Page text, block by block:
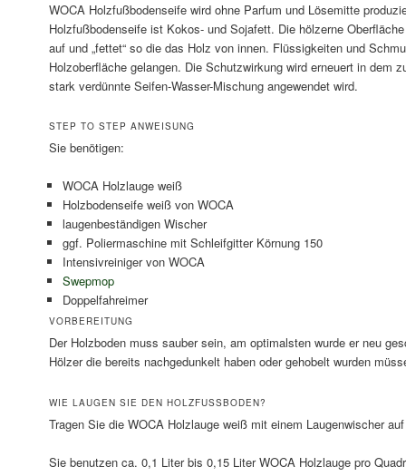
WOCA Holzfußbodenseife wird ohne Parfum und Lösemitte
Holzfußbodenseife ist Kokos- und Sojafett. Die hölzerne
auf und „fettet“ so die das Holz von innen. Flüssigkeiten und
Holzoberfläche gelangen. Die Schutzwirkung wird erneuert in dem
stark verdünnte Seifen-Wasser-Mischung angewendet wird.
STEP TO STEP ANWEISUNG
Sie benötigen:
WOCA Holzlauge weiß
Holzbodenseife weiß von WOCA
laugenbeständigen Wischer
ggf. Poliermaschine mit Schleifgitter Körnung 150
Intensivreiniger von WOCA
Swepmop
Doppelfahreimer
VORBEREITUNG
Der Holzboden muss sauber sein, am optimalsten wurde er neu
Hölzer die bereits nachgedunkelt haben oder gehobelt wurden
WIE LAUGEN SIE DEN HOLZFUSSBODEN?
Tragen Sie die WOCA Holzlauge weiß mit einem Laugenwischer
Sie benutzen ca. 0,1 Liter bis 0,15 Liter WOCA Holzlauge pro